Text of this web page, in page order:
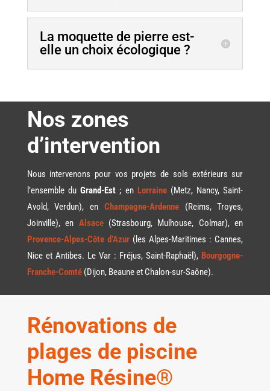
La moquette de pierre est-
elle un choix écologique ?
Nos zones
d’intervention
Nous intervenons pour vos projets de sols extérieurs sur
l’ensemble duGrand-Est ; en Lorraine(Metz, Nancy, Saint-
Avold, Verdun), en Champagne-Ardenne(Reims, Troyes,
Joinville), en Alsace(Strasbourg, Mulhouse, Colmar), en
Provence-Alpes-Côte d’Azur(les Alpes-Maritimes : Cannes,
Nice et Antibes. Le Var : Fréjus, Saint-Raphaël), Bourgogne-
Franche-Comté(Dijon, Beaune et Chalon-sur-Saône).
Rénovations de
plages de piscine
Home Résine®